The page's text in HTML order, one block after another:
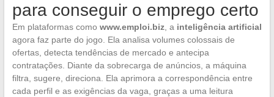
para conseguir o emprego certo
Em plataformas como www.emploi.biz, a inteligência artificial
agora faz parte do jogo. Ela analisa volumes colossais de
ofertas, detecta tendências de mercado e antecipa
contratações. Diante da sobrecarga de anúncios, a máquina
filtra, sugere, direciona. Ela aprimora a correspondência entre
cada perfil e as exigências da vaga, graças a uma leitura